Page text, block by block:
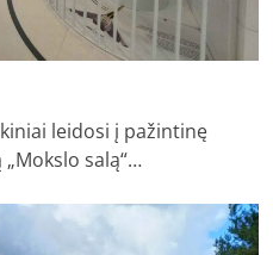
leidosi į pažintinę
salą“…